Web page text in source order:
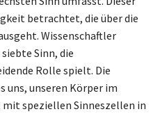
betrachtet, die über die
Wissenschaftler
Sinn, die
Rolle spielt. Die
unseren Körper im
speziellen Sinneszellen in